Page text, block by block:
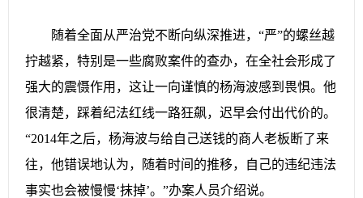
随着全面从严治党不断向纵深推进，“严”的螺丝越
拧越紧，特别是一些腐败案件的查办，在全社会形成了
强大的震慑作用，这让一向谨慎的杨海波感到畏惧。他
很清楚，踩着纪法红线一路狂飙，迟早会付出代价的。
“2014年之后，杨海波与给自己送钱的商人老板断了来
往，他错误地认为，随着时间的推移，自己的违纪违法
事实也会被慢慢‘抹掉’。”办案人员介绍说。